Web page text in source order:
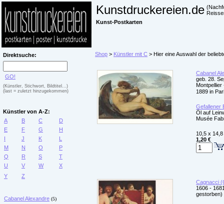
Kunstdruckereien.de
Kunst-Postkarten
Direktsuche:
GO!
(Künstler, Stichwort, Bildtitel...)
(last = zuletzt hinzugekommen)
Künstler von A-Z:
A
B C
D
E
F G
H
I
J K
L
M
N O
P
Q
R S
T
U
V W
X
Y
Z
Cabanel Alexandre (5)
Shop > Künstler mit C > Hier eine Auswahl der
Cabanel
geb. 28.
1889 in
Gefallener
Öl auf
Musée
10,5 x 14,8
1,20 €
Cagnacci
1606 -
gestorben)